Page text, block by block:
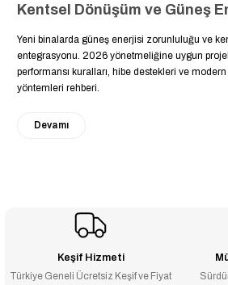
Yeni binalarda güneş enerjisi zorunluluğu ve
entegrasyonu. 2026 yönetmeliğine uygun
performansı kuralları, hibe destekleri ve
yöntemleri rehberi.
Devamı
Keşif Hizmeti
Türkiye Geneli Ücretsiz Keşif ve Fiyat